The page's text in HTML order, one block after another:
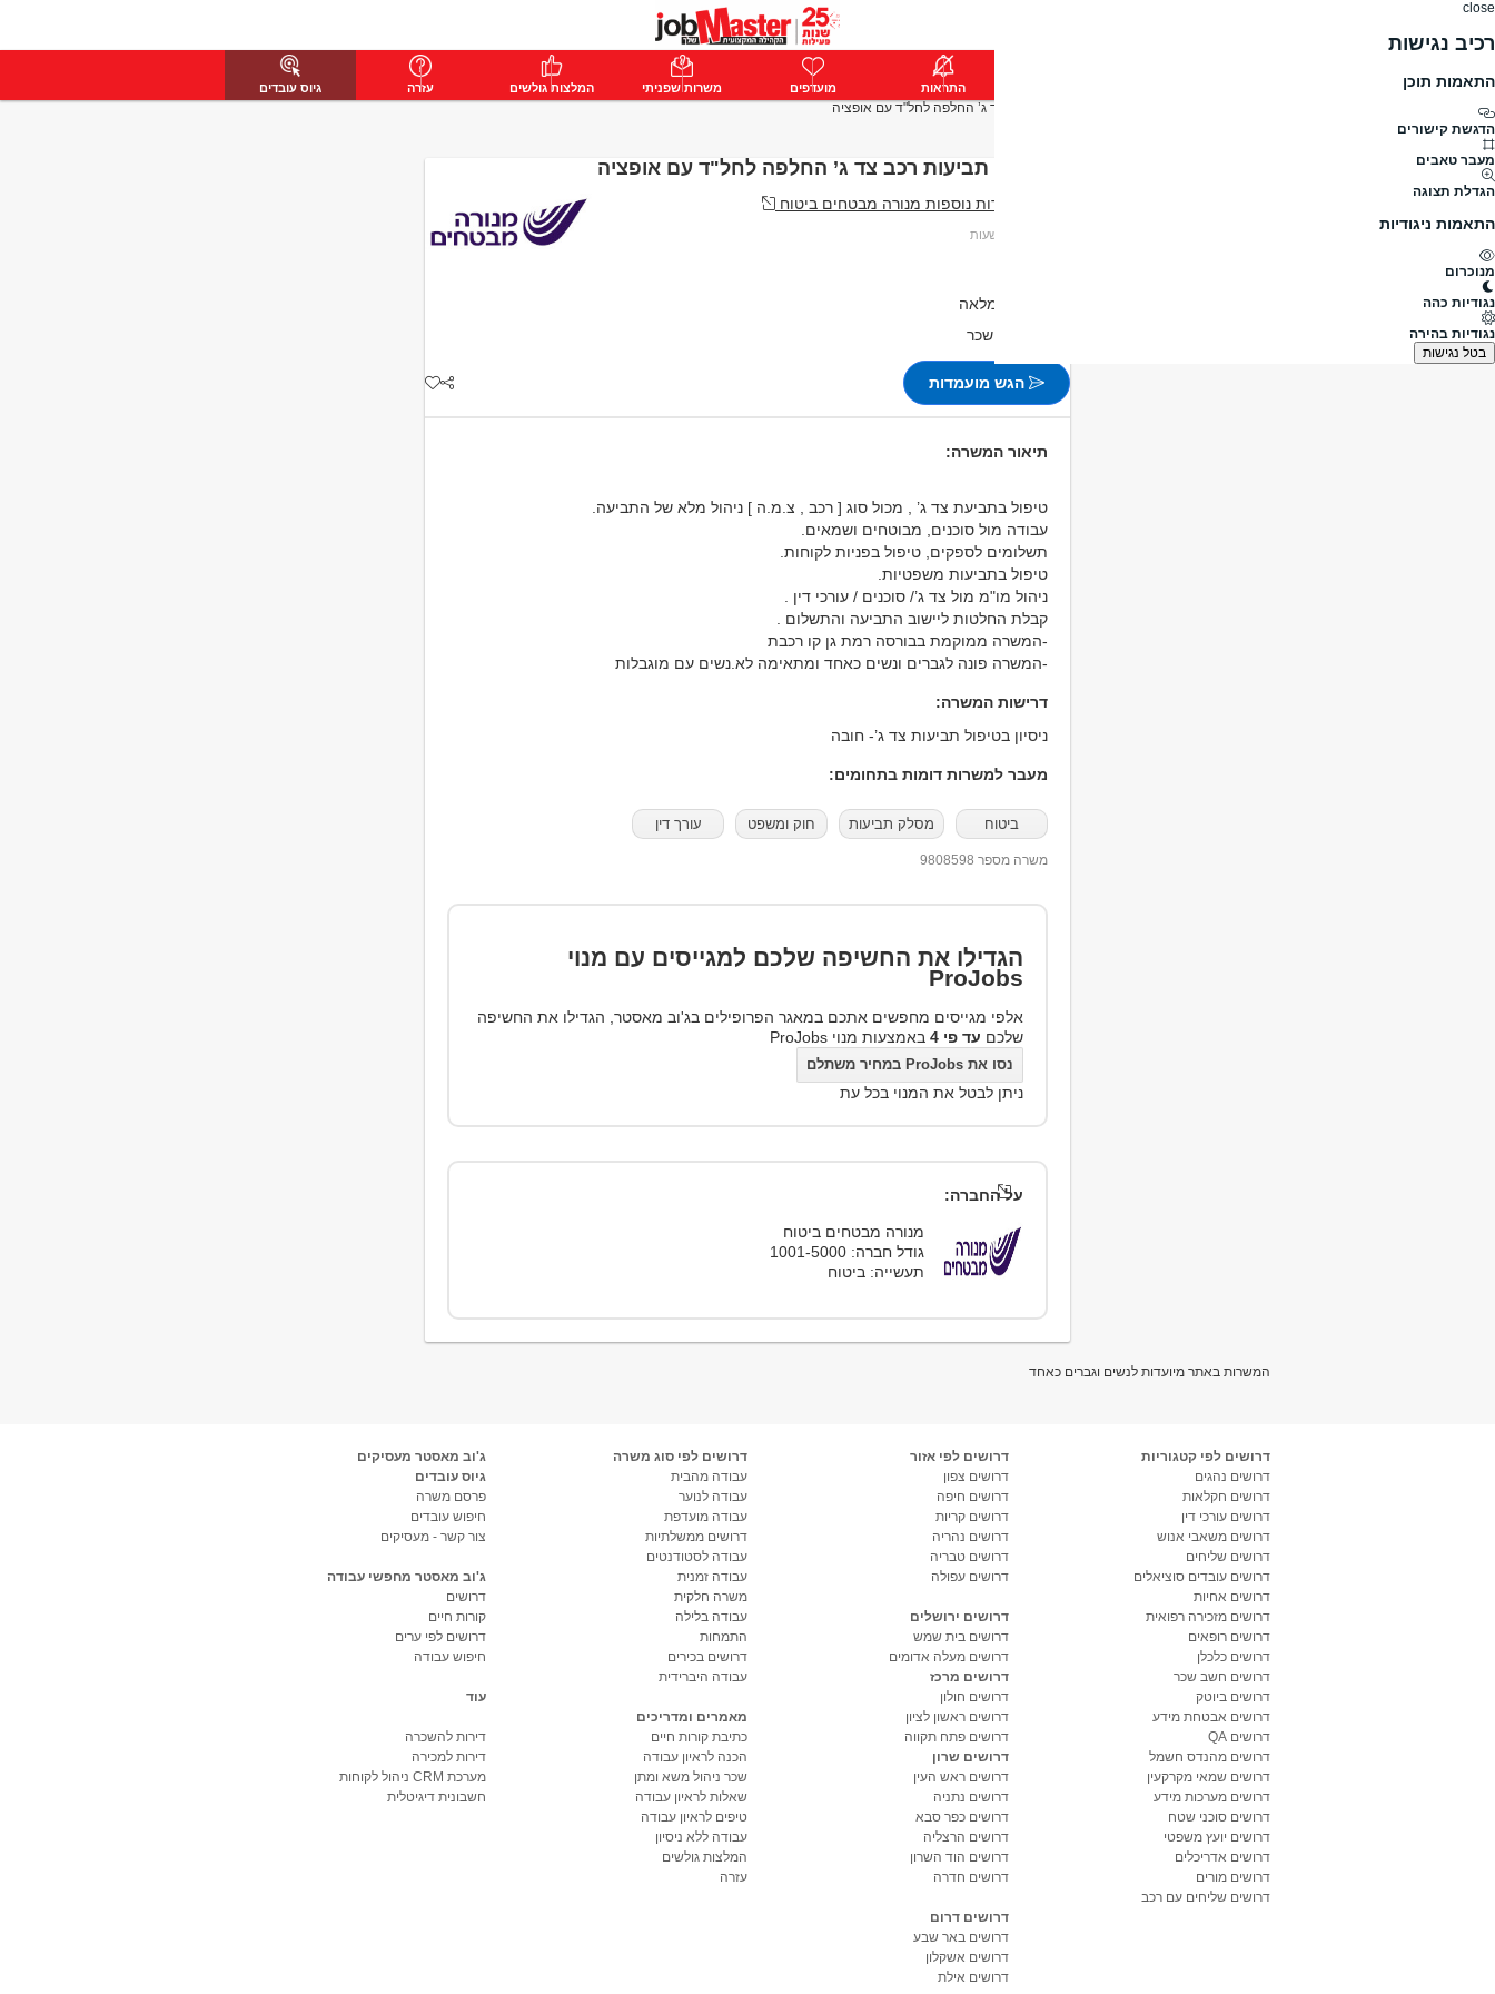
close
רכיב נגישות
התאמות תוכן
הדגשת קישורים
מעבר טאבים
הגדלת תצוגה
התאמות ניגודיות
מנוכרום
נגודיות כהה
נגודיות בהירה
בטל נגישות
פרימיום התחבר התראות מועדפים משרות שפניתי המלצות גולשים עזרה גיוס עובדים
מיישב.ת תביעות רכב צד ג’ החלפה לחל"ד עם אופציה
מיישב.ת תביעות רכב צד ג’ החלפה לחל"ד עם אופציה
מעבר למשרות נוספות מנורה מבטחים ביטוח
משרה מלאה
לא צוין שכר
הגש מועמדות
תיאור המשרה:
טיפול בתביעת צד ג’ , מכול סוג [ רכב , צ.מ.ה ] ניהול מלא של התביעה.
עבודה מול סוכנים, מבוטחים ושמאים.
תשלומים לספקים, טיפול בפניות לקוחות.
טיפול בתביעות משפטיות.
ניהול מו"מ מול צד ג’/ סוכנים / עורכי דין .
קבלת החלטות ליישוב התביעה והתשלום .
-המשרה ממוקמת בבורסה רמת גן קו רכבת
-המשרה פונה לגברים ונשים כאחד ומתאימה לא.נשים עם מוגבלות
דרישות המשרה:
ניסיון בטיפול תביעות צד ג’- חובה
מעבר למשרות דומות בתחומים:
ביטוח מסלק תביעות חוק ומשפט עורך דין
משרה מספר 9808598
הגדילו את החשיפה שלכם למגייסים עם מנוי
ProJobs
אלפי מגייסים מחפשים אתכם במאגר הפרופילים בג'וב מאסטר, הגדילו את החשיפה
שלכם עד פי 4 באמצעות מנוי ProJobs
נסו את ProJobs במחיר משתלם
ניתן לבטל את המנוי בכל עת
על החברה:
מנורה מבטחים ביטוח
גודל חברה: 1001-5000
תעשייה: ביטוח
המשרות באתר מיועדות לנשים וגברים כאחד
דרושים לפי קטגוריות
דרושים נהגים
דרושים חקלאות
דרושים עורכי דין
דרושים משאבי אנוש
דרושים שליחים
דרושים עובדים סוציאלים
דרושים אחיות
דרושים מזכירה רפואית
דרושים רופאים
דרושים כלכלן
דרושים חשב שכר
דרושים ביוטק
דרושים אבטחת מידע
דרושים QA
דרושים מהנדס חשמל
דרושים שמאי מקרקעין
דרושים מערכות מידע
דרושים סוכני שטח
דרושים יועץ משפטי
דרושים אדריכלים
דרושים מורים
דרושים שליחים עם רכב
דרושים לפי אזור
דרושים צפון
דרושים חיפה
דרושים קריות
דרושים נהריה
דרושים טבריה
דרושים עפולה
דרושים ירושלים
דרושים בית שמש
דרושים מעלה אדומים
דרושים מרכז
דרושים חולון
דרושים ראשון לציון
דרושים פתח תקווה
דרושים שרון
דרושים ראש העין
דרושים נתניה
דרושים כפר סבא
דרושים הרצליה
דרושים הוד השרון
דרושים חדרה
דרושים דרום
דרושים באר שבע
דרושים אשקלון
דרושים אילת
דרושים לפי סוג משרה
עבודה מהבית
עבודה לנוער
עבודה מועדפת
דרושים ממשלתיות
עבודה לסטודנטים
עבודה זמנית
משרה חלקית
עבודה בלילה
התמחות
דרושים בכירים
עבודה היברידית
מאמרים ומדריכים
כתיבת קורות חיים
הכנה לראיון עבודה
שכר ניהול משא ומתן
שאלות לראיון עבודה
טיפים לראיון עבודה
עבודה ללא ניסיון
המלצות גולשים
עזרה
ג'וב מאסטר מעסיקים
גיוס עובדים
פרסם משרה
חיפוש עובדים
צור קשר - מעסיקים
ג'וב מאסטר מחפשי עבודה
דרושים
קורות חיים
דרושים לפי ערים
חיפוש עבודה
עוד
דירות להשכרה
דירות למכירה
מערכת CRM ניהול לקוחות
חשבונית דיגיטלית